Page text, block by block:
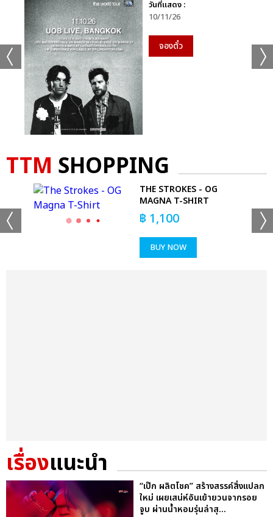
วันที่แสดง :
10/11/26
จองตั๋ว
TTM SHOPPING
THE STROKES - OG
MAGNA T-SHIRT
฿ 1,100
BUY NOW
เรื่องแนะนำ
“เป๊ก ผลิตโชค” สร้างสรรค์สิ่งแปลก
ใหม่ เผยเสน่ห์อันเย้ายวนจากรอย
จูบ ผ่านน้ำหอมรุ่นล่าสุ...